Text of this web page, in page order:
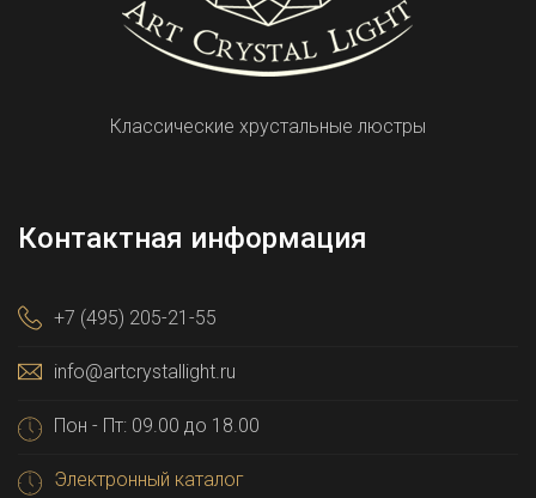
Классические хрустальные люстры
Контактная информация
+7 (495) 205-21-55
info@artcrystallight.ru
Пон - Пт: 09.00 до 18.00
Электронный каталог